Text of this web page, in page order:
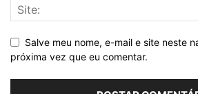
Salve meu nome, e-mail e site neste
próxima vez que eu comentar.